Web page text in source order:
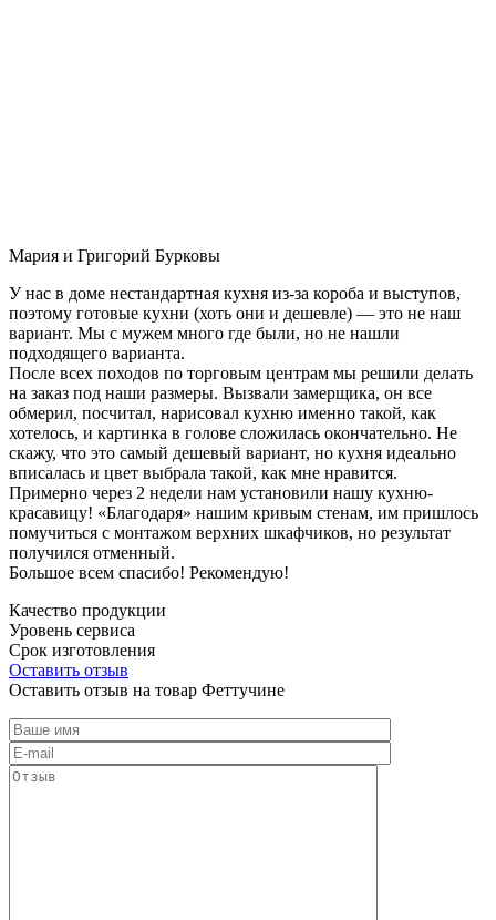
Мария и Григорий Бурковы
У нас в доме нестандартная кухня из-за короба и выступов,
поэтому готовые кухни (хоть они и дешевле) — это не наш
вариант. Мы с мужем много где были, но не нашли
подходящего варианта.
После всех походов по торговым центрам мы решили делать
на заказ под наши размеры. Вызвали замерщика, он все
обмерил, посчитал, нарисовал кухню именно такой, как
хотелось, и картинка в голове сложилась окончательно. Не
скажу, что это самый дешевый вариант, но кухня идеально
вписалась и цвет выбрала такой, как мне нравится.
Примерно через 2 недели нам установили нашу кухню-
красавицу! «Благодаря» нашим кривым стенам, им пришлось
помучиться с монтажом верхних шкафчиков, но результат
получился отменный.
Большое всем спасибо! Рекомендую!
Качество продукции
Уровень сервиса
Срок изготовления
Оставить отзыв
Оставить отзыв на товар Феттучине